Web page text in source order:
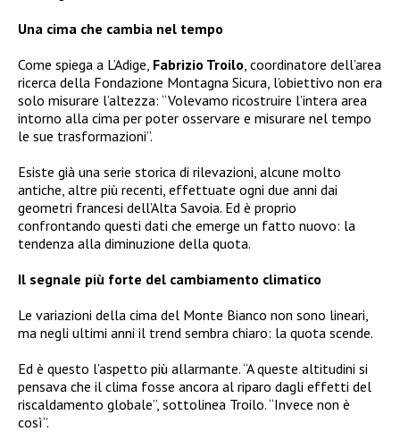
Una cima che cambia nel tempo
Come spiega a L’Adige, Fabrizio Troilo , coordinatore dell’area
ricerca della Fondazione Montagna Sicura, l’obiettivo non era
solo misurare l’altezza: “Volevamo ricostruire l’intera area
intorno alla cima per poter osservare e misurare nel tempo
le sue trasformazioni”.
Esiste già una serie storica di rilevazioni, alcune molto
antiche, altre più recenti, effettuate ogni due anni dai
geometri francesi dell’Alta Savoia. Ed è proprio
confrontando questi dati che emerge un fatto nuovo: la
tendenza alla diminuzione della quota.
Il segnale più forte del cambiamento climatico
Le variazioni della cima del Monte Bianco non sono lineari,
ma negli ultimi anni il trend sembra chiaro: la quota scende.
Ed è questo l’aspetto più allarmante. “A queste altitudini si
pensava che il clima fosse ancora al riparo dagli effetti del
riscaldamento globale”, sottolinea Troilo. “Invece non è
così”.